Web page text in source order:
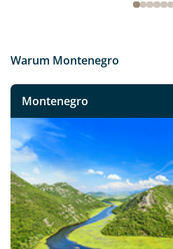
Warum Montenegro
Montenegro